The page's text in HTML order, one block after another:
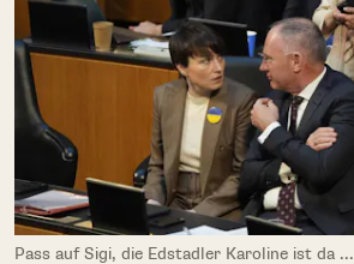
Pass auf Sigi, die Edstadler Karoline ist da ...